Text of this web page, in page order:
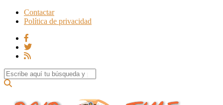
Contactar
Política de privacidad
Search for: